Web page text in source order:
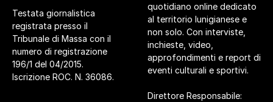
Testata giornalistica
registrata presso il
Tribunale di Massa con il
numero di registrazione
196/1 del 04/2015.
Iscrizione ROC. N. 36086.
quotidiano online dedicato
al territorio lunigianese e
non solo. Con interviste,
inchieste, video,
approfondimenti e report di
eventi culturali e sportivi.
Direttore Responsabile: